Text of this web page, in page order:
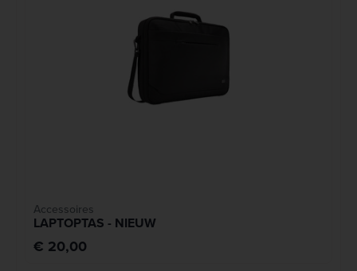
Accessoires
LAPTOPTAS - NIEUW
€ 20,00